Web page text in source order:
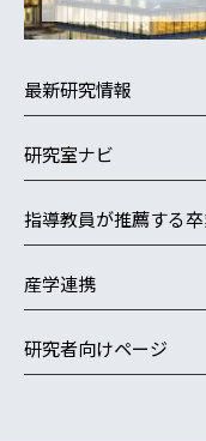
最新研究情報
研究室ナビ
指導教員が推薦する
産学連携
研究者向けページ